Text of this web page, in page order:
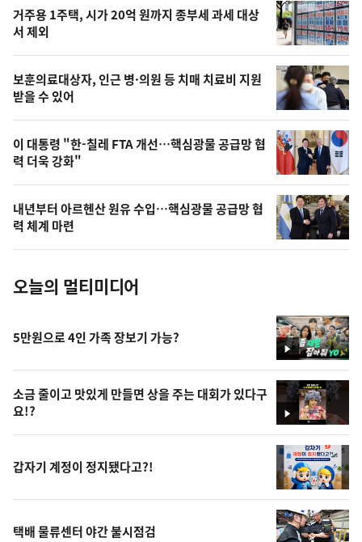
늘
의
영
상
오
늘
사
진
거주용 1주택, 시가 20억 원까지 종부세 과세 대상
서 제외
보훈의료대상자, 인근 병·의원 등 치매 치료비 지원
받을 수 있어
이 대통령 "한-칠레 FTA 개선…핵심광물 공급망 협
력 더욱 강화"
내년부터 아르헨산 원유 수입…핵심광물 공급망 협
력 체계 마련
오늘의 멀티미디어
영
상
5만원으로 4인 가족 장보기 가능?
영
상
소금 줄이고 맛있게 만들면 상을 주는 대회가 있다구
요!?
갑자기 계정이 정지됐다고?!
택배 물류센터 야간 불시점검